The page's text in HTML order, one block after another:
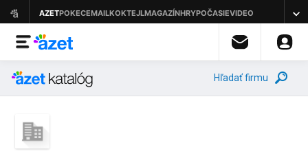
Hľadať firmu